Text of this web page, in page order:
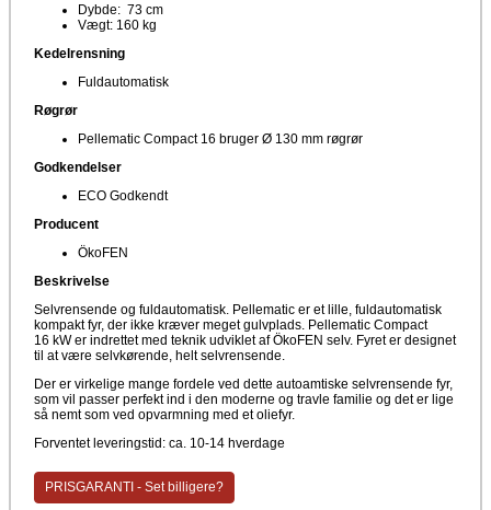
Dybde: 73 cm
Vægt: 160 kg
Kedelrensning
Fuldautomatisk
Røgrør
Pellematic Compact 16 bruger Ø 130 mm røgrør
Godkendelser
ECO Godkendt
Producent
ÖkoFEN
Beskrivelse
Selvrensende og fuldautomatisk. Pellematic er et lille, fuldautomatisk
kompakt fyr, der ikke kræver meget gulvplads. Pellematic Compact
16 kW er indrettet med teknik udviklet af ÖkoFEN selv. Fyret er designet
til at være selvkørende, helt selvrensende.
Der er virkelige mange fordele ved dette autoamtiske selvrensende fyr,
som vil passer perfekt ind i den moderne og travle familie og det er lige
så nemt som ved opvarmning med et oliefyr.
Forventet leveringstid: ca. 10-14 hverdage
PRISGARANTI - Set billigere?